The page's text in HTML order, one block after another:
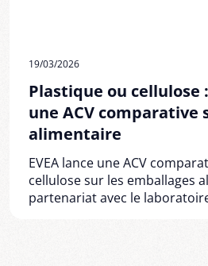
19/03/2026
Plastique ou cellulose :
une ACV comparative
alimentaire
EVEA lance une ACV
cellulose sur les emballages
partenariat avec le